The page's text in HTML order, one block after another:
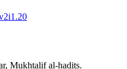
Mukhtalif al-hadits.